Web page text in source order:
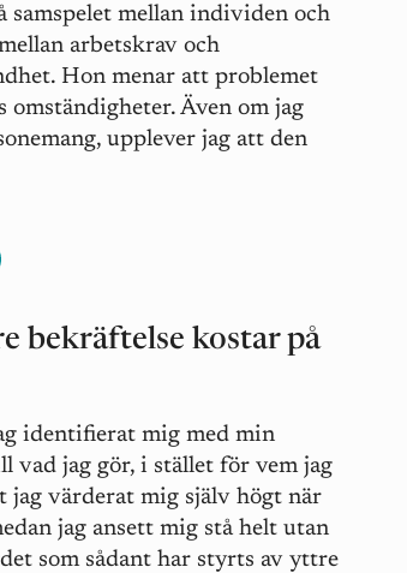
samspelet mellan individen och
arbetskrav och
Hon menar att problemet
Även om jag
upplever jag att den
bekräftelse kostar på
identifierat mig med min
vad jag gör, i stället för vem jag
jag värderat mig själv högt när
jag ansett mig stå helt utan
som sådant har styrts av yttre